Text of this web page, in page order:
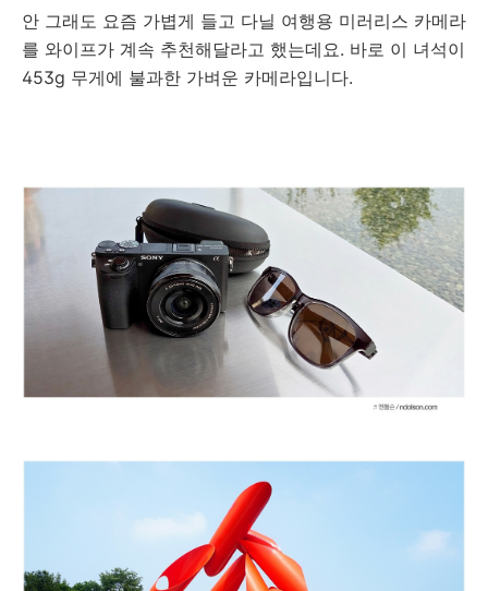
안 그래도 요즘 가볍게 들고 다닐 여행용 미러리스 카메라
를 와이프가 계속 추천해달라고 했는데요. 바로 이 녀석이
453g 무게에 불과한 가벼운 카메라입니다.